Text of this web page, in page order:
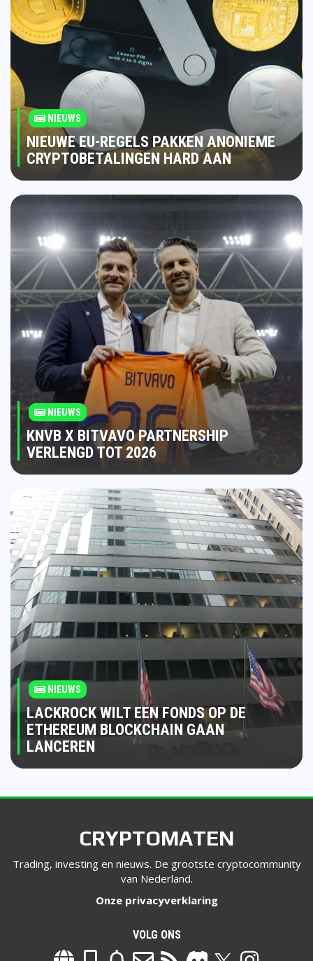
NIEUWS
NIEUWE EU-REGELS PAKKEN ANONIEME
CRYPTOBETALINGEN HARD AAN
NIEUWS
KNVB X BITVAVO PARTNERSHIP
VERLENGD TOT 2026
NIEUWS
LACKROCK WILT EEN FONDS OP DE
ETHEREUM BLOCKCHAIN GAAN
LANCEREN
CRYPTOMATEN
Trading, investing en nieuws. De grootste cryptocommunity
van Nederland.
Onze privacyverklaring
VOLG ONS